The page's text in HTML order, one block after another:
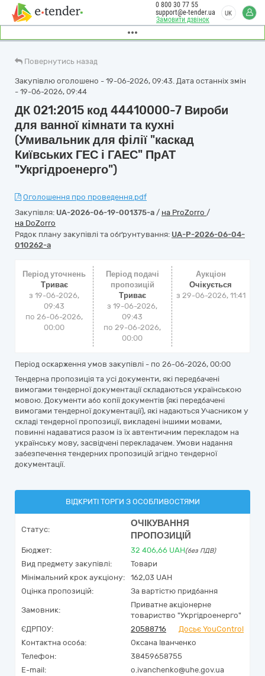
Замовити дзвінок
0 800 30 77 55
support@e-tender.ua
UK
Повернутись назад
Закупівлю оголошено - 19-06-2026, 09:43. Дата останніх змін
- 19-06-2026, 09:44
ДК 021:2015 код 44410000-7 Вироби
для ванної кімнати та кухні
(Умивальник для філії "каскад
Київських ГЕС і ГАЕС" ПрАТ
"Укргідроенерго")
Оголошення про проведення.pdf
Закупівля: UA-2026-06-19-001375-a / на ProZorro /
на DoZorro
Рядок плану закупівлі та обґрунтування: UA-P-2026-06-04-
010262-a
Період уточнень
Триває
з 19-06-2026,
09:43
по 26-06-2026,
00:00
Період подачі
пропозицій
Триває
з 19-06-2026,
09:43
по 29-06-2026,
00:00
Аукціон
Очікується
з 29-06-2026, 11:41
Період оскарження умов закупівлі - по 26-06-2026, 00:00
Тендерна пропозиція та усі документи, які передбачені
вимогами тендерної документації складаються українською
мовою. Документи або копії документів (які передбачені
вимогами тендерної документації), які надаються Учасником у
складі тендерної пропозиції, викладені іншими мовами,
повинні надаватися разом із їх автентичним перекладом на
українську мову, засвідчені перекладачем. Умови надання
забезпечення тендерних пропозицій згідно тендерної
документації.
ВІДКРИТІ ТОРГИ З ОСОБЛИВОСТЯМИ
Статус:
ОЧІКУВАННЯ
ПРОПОЗИЦІЙ
Бюджет: 32 406,66 UAH(без ПДВ)
Вид предмету закупівлі:
Товари
Мінімальний крок аукціону:
162,03 UAH
Оцінка пропозицій:
За вартістю придбання
Замовник:
Приватне акціонерне
товариство "Укргідроенерго"
ЄДРПОУ:
20588716
Досьє YouControl
Контактна особа:
Оксана Іванченко
Телефон:
38459658755
E-mail:
o.ivanchenko@uhe.gov.ua